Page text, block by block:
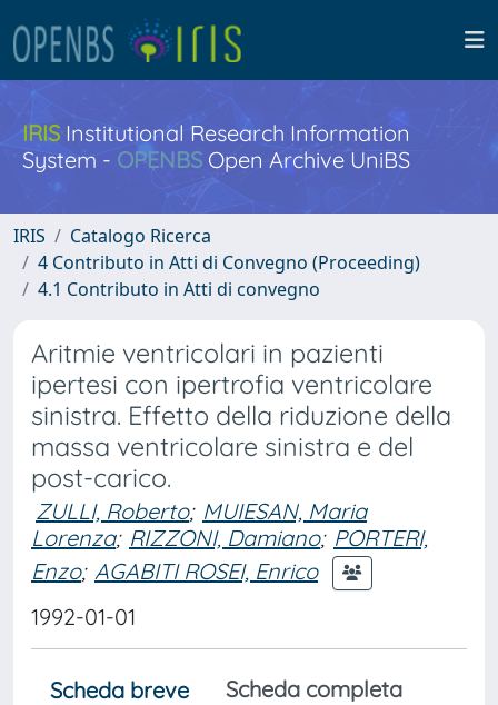
IRISInstitutional Research Information
System - OPENBS Open Archive UniBS
IRIS
Catalogo Ricerca
4 Contributo in Atti di Convegno (Proceeding)
4.1 Contributo in Atti di convegno
Aritmie ventricolari in pazienti
ipertesi con ipertrofia ventricolare
sinistra. Effetto della riduzione della
massa ventricolare sinistra e del
post-carico.
ZULLI, Roberto; MUIESAN, Maria
Lorenza; RIZZONI, Damiano; PORTERI,
Enzo; AGABITI ROSEI, Enrico
1992-01-01
Scheda breve
Scheda completa